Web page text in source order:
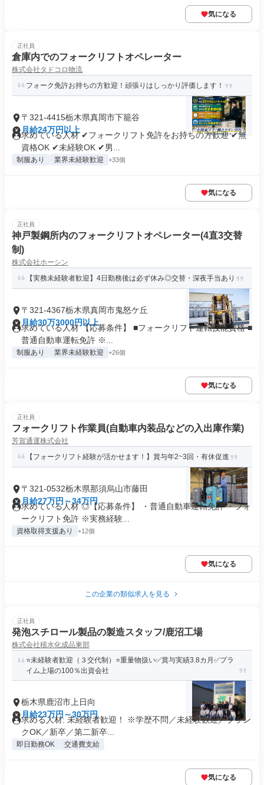
気になる
正社員
倉庫内でのフォークリフトオペレーター
株式会社タドコロ物流
フォーク免許お持ちの方歓迎！頑張りはしっかり評価します！
〒321-4415栃木県真岡市下籠谷
月給24万円以上
求めている人材 ✔フォークリフト免許をお持ちの方歓迎 ✔無
資格OK ✔未経験OK ✔男...
制服あり 業界未経験歓迎 +33個
気になる
正社員
神戸製鋼所内のフォークリフトオペレーター(4直3交替
制)
株式会社ホーシン
【実務未経験者歓迎】4日勤務後は必ず休み◎交替・深夜手当あり
〒321-4367栃木県真岡市鬼怒ケ丘
月給30万3000円以上
求めている人材 【応募条件】 ■フォークリフト運転技能資格 ■
普通自動車運転免許 ※...
制服あり 業界未経験歓迎 +26個
気になる
正社員
フォークリフト作業員(自動車内装品などの入出庫作業)
芳賀通運株式会社
【フォークリフト経験が活かせます！】賞与年2~3回・有休促進
〒321-0532栃木県那須烏山市藤田
月給27万円～34万円
求めている人材 ◎【応募条件】 ・普通自動車運転免許 ・フォ
ークリフト免許 ※実務経験...
資格取得支援あり +12個
気になる
この企業の類似求人を見る
正社員
発泡スチロール製品の製造スタッフ/鹿沼工場
株式会社積水化成品東部
⭐未経験者歓迎（３交代制）⭐重量物扱い✅賞与実績3.8カ月✅プラ
イム上場の100％出資会社
栃木県鹿沼市上日向
月給23万円～30万円
求める人材: 未経験者歓迎！ ※学歴不問／未経験歓迎／ブラン
クOK／新卒／第二新卒...
即日勤務OK 交通費支給
気になる